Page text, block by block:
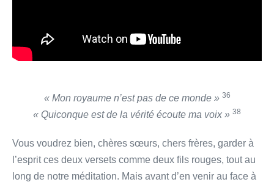
« Mon royaume n’est pas de ce monde » 36
« Quiconque est de la vérité écoute ma voix » 38
Vous voudrez bien, chères sœurs, chers frères, garder à
l’esprit ces deux versets comme deux fils rouges, tout au
long de notre méditation. Mais avant d’en venir au face à